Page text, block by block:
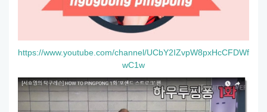
https://www.youtube.com/channel/UCbY2IZvpW8pxHcCFDWf
wC1w